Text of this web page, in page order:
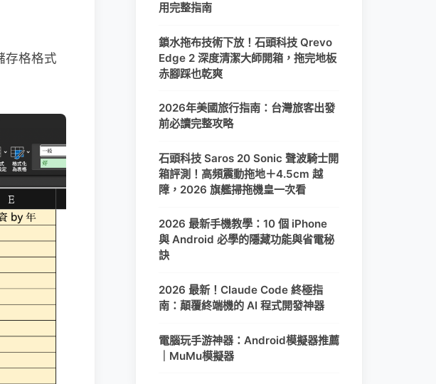
存格格式
用完整指南
鎖水拖布技術下放！石頭科技 Qrevo
Edge 2 深度清潔大師開箱，拖完地板
赤腳踩也乾爽
2026年美國旅行指南：台灣旅客出發
前必讀完整攻略
石頭科技 Saros 20 Sonic 聲波騎士開
箱評測！高頻震動拖地＋4.5cm 越
障，2026 旗艦掃拖機皇一次看
2026 最新手機教學：10 個 iPhone
與 Android 必學的隱藏功能與省電秘
訣
2026 最新！Claude Code 終極指
南：顛覆終端機的 AI 程式開發神器
電腦玩手游神器：Android模擬器推薦
｜MuMu模擬器